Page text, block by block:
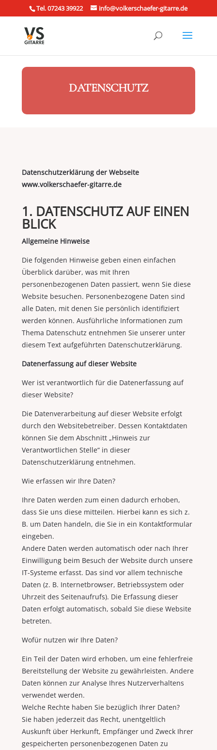
Tel. 07243 39922 info@volkerschaefer-gitarre.de
DATENSCHUTZ
Datenschutzerklärung der Webseite
www.volkerschaefer-gitarre.de
1. DATENSCHUTZ AUF EINEN
BLICK
Allgemeine Hinweise
Die folgenden Hinweise geben einen einfachen
Überblick darüber, was mit Ihren
personenbezogenen Daten passiert, wenn Sie diese
Website besuchen. Personenbezogene Daten sind
alle Daten, mit denen Sie persönlich identifiziert
werden können. Ausführliche Informationen zum
Thema Datenschutz entnehmen Sie unserer unter
diesem Text aufgeführten Datenschutzerklärung.
Datenerfassung auf dieser Website
Wer ist verantwortlich für die Datenerfassung auf
dieser Website?
Die Datenverarbeitung auf dieser Website erfolgt
durch den Websitebetreiber. Dessen Kontaktdaten
können Sie dem Abschnitt „Hinweis zur
Verantwortlichen Stelle“ in dieser
Datenschutzerklärung entnehmen.
Wie erfassen wir Ihre Daten?
Ihre Daten werden zum einen dadurch erhoben,
dass Sie uns diese mitteilen. Hierbei kann es sich z.
B. um Daten handeln, die Sie in ein Kontaktformular
eingeben.
Andere Daten werden automatisch oder nach Ihrer
Einwilligung beim Besuch der Website durch unsere
IT-Systeme erfasst. Das sind vor allem technische
Daten (z. B. Internetbrowser, Betriebssystem oder
Uhrzeit des Seitenaufrufs). Die Erfassung dieser
Daten erfolgt automatisch, sobald Sie diese Website
betreten.
Wofür nutzen wir Ihre Daten?
Ein Teil der Daten wird erhoben, um eine fehlerfreie
Bereitstellung der Website zu gewährleisten. Andere
Daten können zur Analyse Ihres Nutzerverhaltens
verwendet werden.
Welche Rechte haben Sie bezüglich Ihrer Daten?
Sie haben jederzeit das Recht, unentgeltlich
Auskunft über Herkunft, Empfänger und Zweck Ihrer
gespeicherten personenbezogenen Daten zu